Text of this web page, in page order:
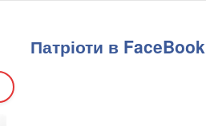
Патріоти в FaceBook